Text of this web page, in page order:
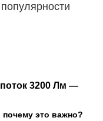
3200 Лм —
почему это важно?